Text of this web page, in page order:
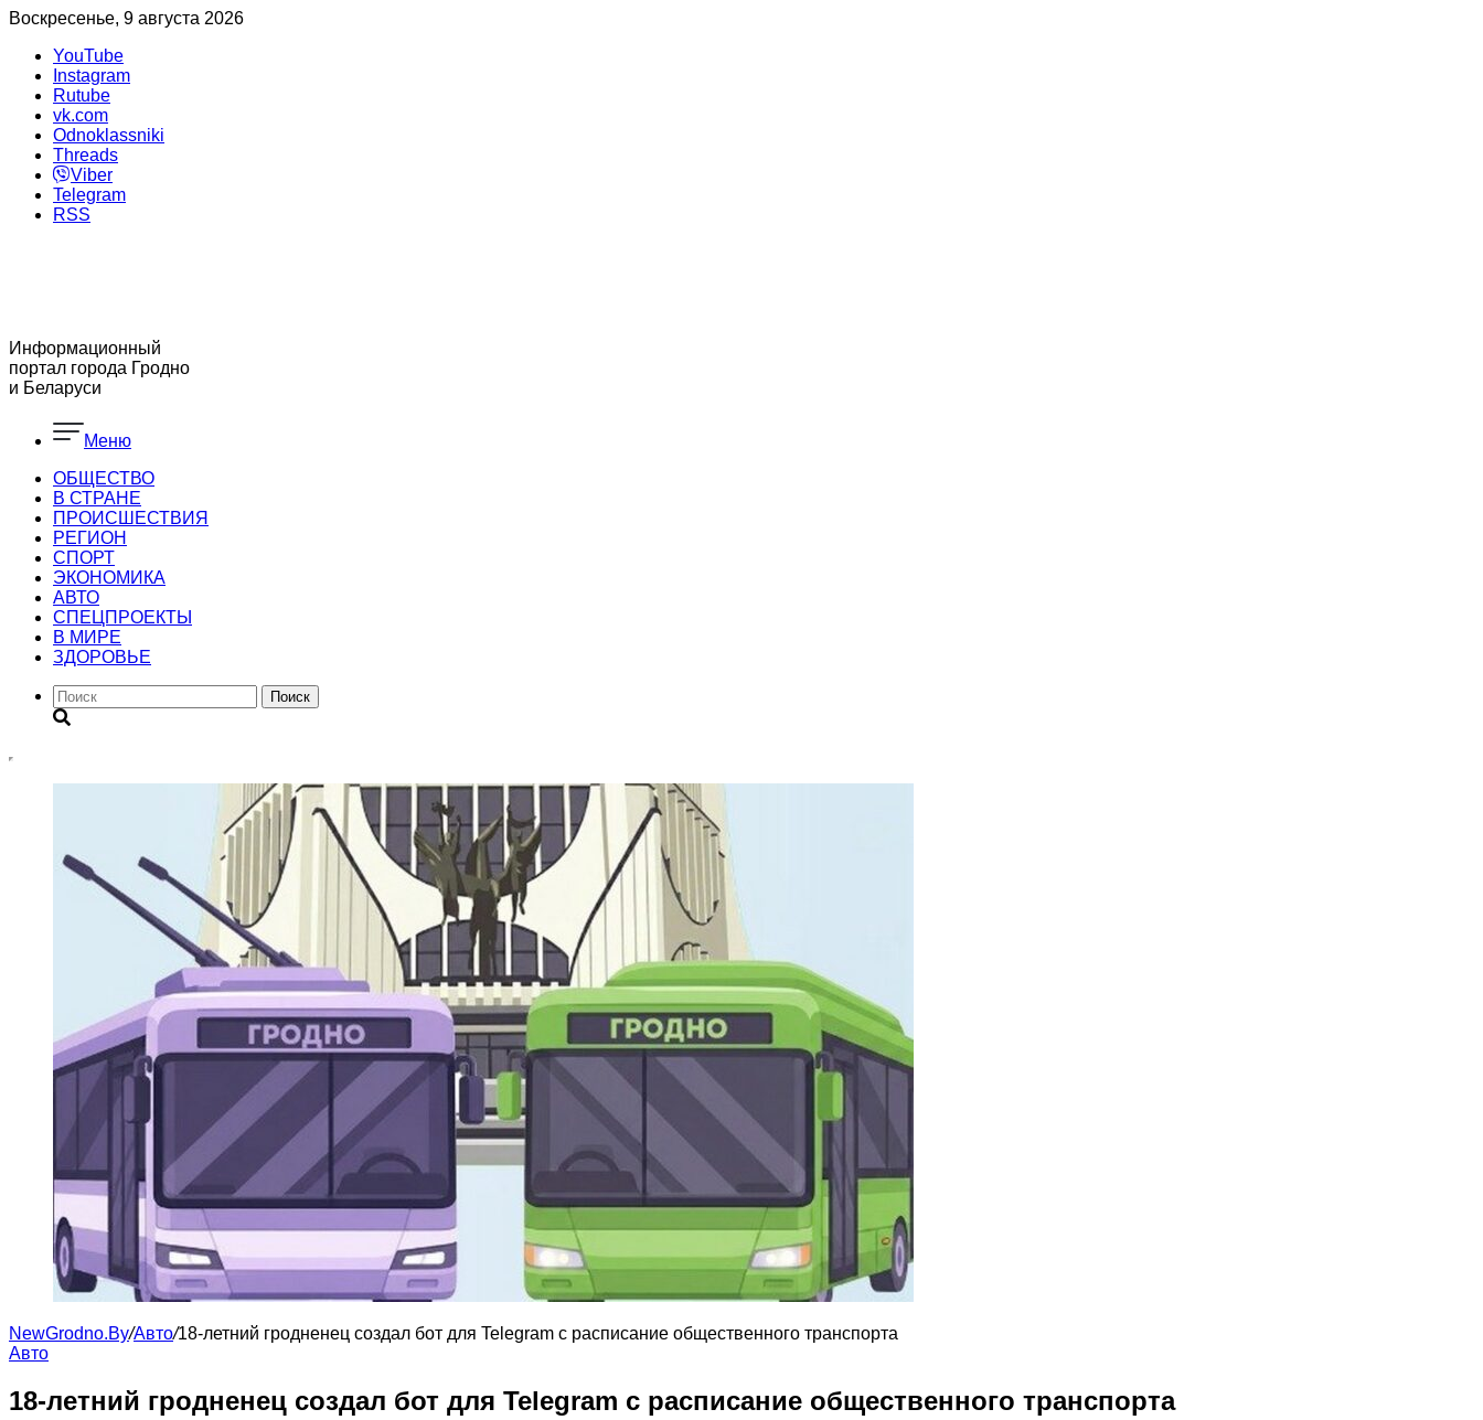
Воскресенье, 9 августа 2026
YouTube
Instagram
Rutube
vk.com
Odnoklassniki
Threads
Viber
Telegram
RSS
Информационный
портал города Гродно
и Беларуси
Меню
ОБЩЕСТВО
В СТРАНЕ
ПРОИСШЕСТВИЯ
РЕГИОН
CПОРТ
ЭКОНОМИКА
АВТО
СПЕЦПРОЕКТЫ
В МИРЕ
ЗДОРОВЬЕ
Поиск
NewGrodno.By/Авто/18-летний гродненец создал бот для Telegram с расписание общественного транспорта
Авто
18-летний гродненец создал бот для Telegram с расписание общественного транспорта